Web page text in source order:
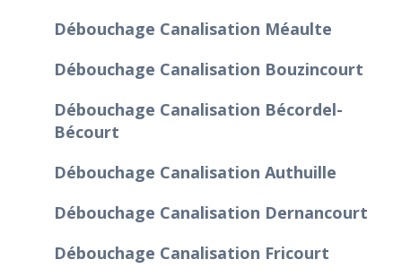
Débouchage Canalisation Méaulte
Débouchage Canalisation Bouzincourt
Débouchage Canalisation Bécordel-
Bécourt
Débouchage Canalisation Authuille
Débouchage Canalisation Dernancourt
Débouchage Canalisation Fricourt